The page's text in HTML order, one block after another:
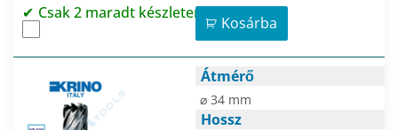
Csak 2 maradt készleten
Kosárba
Átmérő
⌀ 34 mm
Hossz